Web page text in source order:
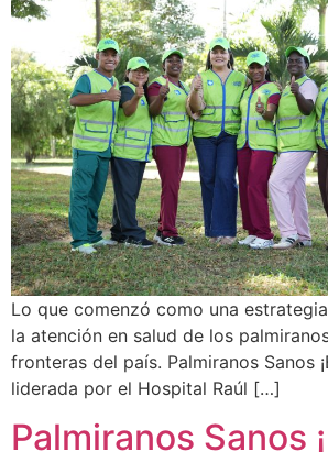
Lo que comenzó como una
la atención en salud de los
fronteras del país. Palmiranos Sanos
liderada por el Hospital Raúl […]
Palmiranos Sanos